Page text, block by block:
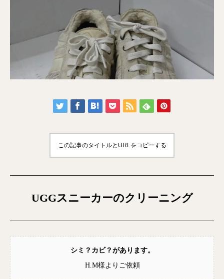
この記事のタイトルとURLをコピーする
UGGスニーカーのクリーニング
シミ？カビ？があります。
H.M様よりご依頼